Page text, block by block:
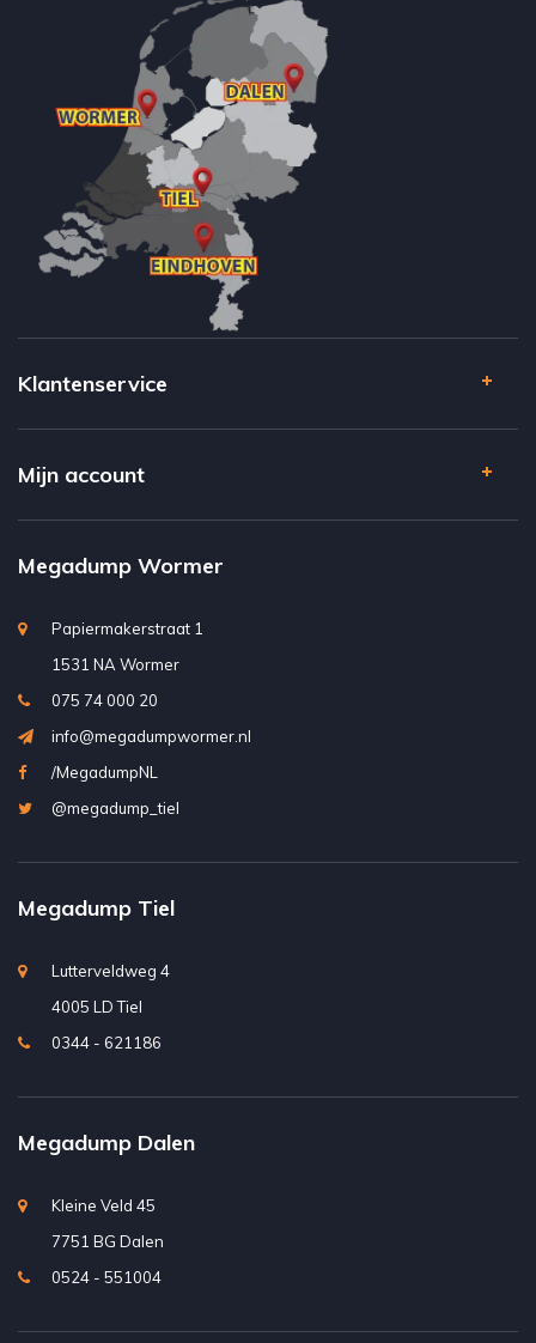
Klantenservice
Mijn account
Megadump Wormer
Papiermakerstraat 1
1531 NA Wormer
075 74 000 20
info@megadumpwormer.nl
/MegadumpNL
@megadump_tiel
Megadump Tiel
Lutterveldweg 4
4005 LD Tiel
0344 - 621186
Megadump Dalen
Kleine Veld 45
7751 BG Dalen
0524 - 551004